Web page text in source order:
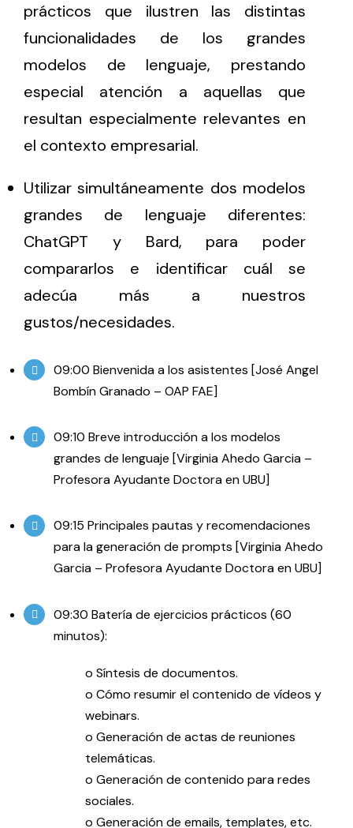
prácticos que ilustren las distintas
funcionalidades de los grandes
modelos de lenguaje, prestando
especial atención a aquellas que
resultan especialmente relevantes en
el contexto empresarial.
Utilizar simultáneamente dos modelos
grandes de lenguaje diferentes:
ChatGPT y Bard, para poder
compararlos e identificar cuál se
adecúa más a nuestros
gustos/necesidades.
09:00 Bienvenida a los asistentes [José Angel
Bombín Granado – OAP FAE]
09:10 Breve introducción a los modelos
grandes de lenguaje [Virginia Ahedo Garcia –
Profesora Ayudante Doctora en UBU]
09:15 Principales pautas y recomendaciones
para la generación de prompts [Virginia Ahedo
Garcia – Profesora Ayudante Doctora en UBU]
09:30 Batería de ejercicios prácticos (60
minutos):
o Síntesis de documentos.
o Cómo resumir el contenido de vídeos y
webinars.
o Generación de actas de reuniones
telemáticas.
o Generación de contenido para redes
sociales.
o Generación de emails, templates, etc.